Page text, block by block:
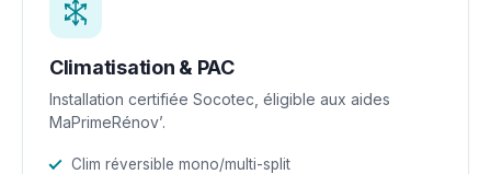
Climatisation & PAC
Installation certifiée Socotec, éligible aux aides
MaPrimeRénov’.
Clim réversible mono/multi-split